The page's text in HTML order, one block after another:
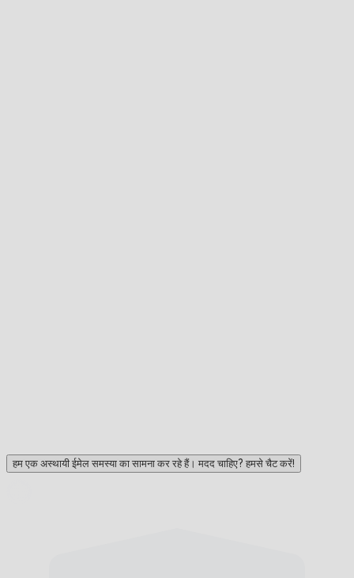
हम एक अस्थायी ईमेल समस्या का सामना कर रहे हैं। मदद चाहिए? हमसे चैट करें!